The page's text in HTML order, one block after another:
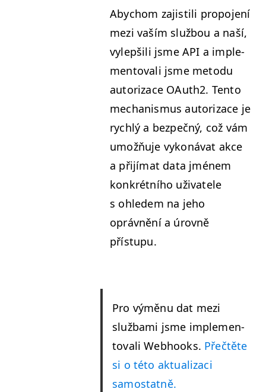
Aby­chom zajis­tili propo­jení
mezi vaším službou a naší,
vylepšili jsme API a imple­
men­to­vali jsme meto­du
autor­izace OAuth2. Ten­to
mech­a­nis­mus autor­izace je
rych­lý a bezpečný, což vám
umožňu­je vykoná­vat akce
a při­jí­mat data jménem
konkrét­ního uži­vatele
s ohle­dem na jeho
oprávnění a úrovně
přístupu.
Pro výměnu dat mezi
služba­mi jsme imple­men­
to­vali Web­hooks. Přečtěte
si o této aktu­al­izaci
samostatně.